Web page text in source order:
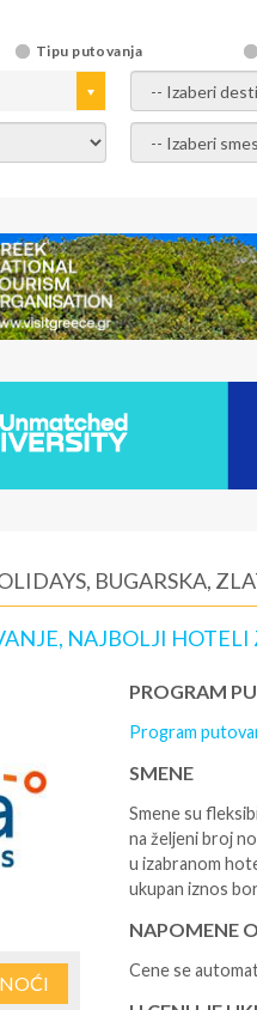
Tipu putovanja
- izaberi
- Izaberite
BUGARSKA,
NAJBOLJI
PROGRAM
Program
SMENE
Smene su
na željeni broj
u izabranom
ukupan iznos
NAPOMENE
Cene se